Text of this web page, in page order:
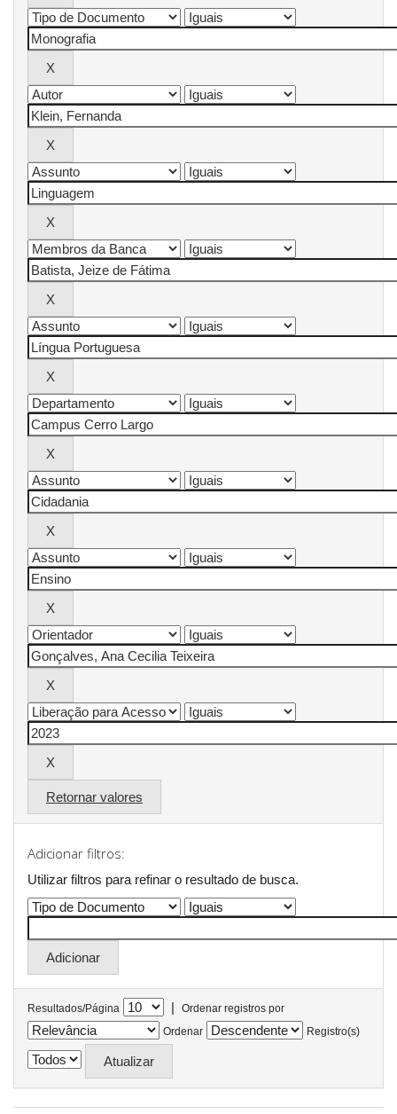
Retornar valores
Adicionar filtros:
Utilizar filtros para refinar o resultado de busca.
Resultados/Página |
Ordenar registros por
Ordenar
Registro(s)